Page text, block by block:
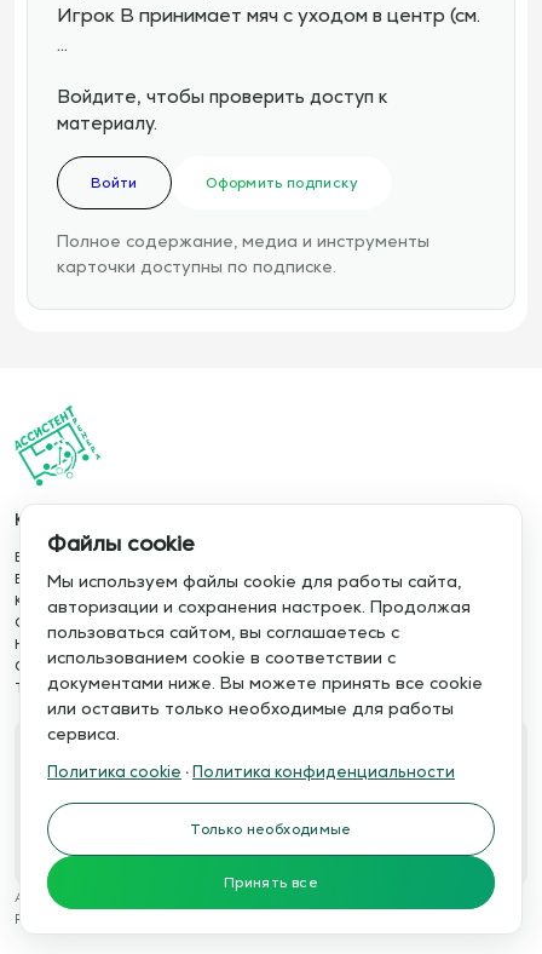
Игрок B принимает мяч с уходом в центр (см.
…
Войдите, чтобы проверить доступ к
материалу.
Войти Оформить подписку
Полное содержание, медиа и инструменты
карточки доступны по подписке.
Каталог
База упражнений
База тренировок
Книги
Статьи
Новости
Обучение сервису
Тактический менеджер
Отзывы
Сотрудничество
Политика конфиденциальности
Политика cookie
Правила использования
Публичная оферта
Телефон:
Электронная почта:
Ассистент тренера © 2015-2026
Разработка сайтов
Файлы cookie
Мы используем файлы cookie для работы сайта,
авторизации и сохранения настроек. Продолжая
пользоваться сайтом, вы соглашаетесь с
использованием cookie в соответствии с
документами ниже. Вы можете принять все cookie
или оставить только необходимые для работы
сервиса.
Политика cookie ·Политика конфиденциальности
Только необходимые
Принять все